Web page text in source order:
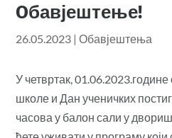
Oбавјештење!
26.05.2023 |Обавјештења
У четвртак,
школе и Дан ученичких
часова у балон сали у